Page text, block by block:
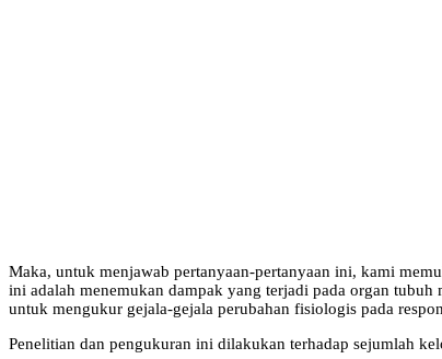
Maka, untuk menjawab pertanyaan-pertanyaan ini, kami
ini adalah menemukan dampak yang terjadi pada organ
untuk mengukur gejala-gejala perubahan fisiologis pada
Penelitian dan pengukuran ini dilakukan terhadap sejumlah